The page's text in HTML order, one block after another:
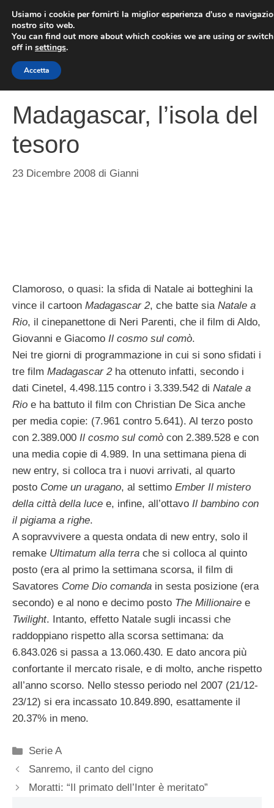
contenuto
Madagascar, l’isola del
tesoro
23 Dicembre 2008 di Gianni
Clamoroso, o quasi: la sfida di Natale ai botteghini la
vince il cartoon Madagascar 2, che batte sia Natale a
Rio, il cinepanettone di Neri Parenti, che il film di Aldo,
Giovanni e Giacomo Il cosmo sul comò.
Nei tre giorni di programmazione in cui si sono sfidati i
tre film Madagascar 2ha ottenuto infatti, secondo i
dati Cinetel, 4.498.115 contro i 3.339.542 di Natale a
Rio e ha battuto il film con Christian De Sica anche
per media copie: (7.961 contro 5.641). Al terzo posto
con 2.389.000 Il cosmo sul comò con 2.389.528 e con
una media copie di 4.989. In una settimana piena di
new entry, si colloca tra i nuovi arrivati, al quarto
posto Come un uragano, al settimo EmberIl mistero
della città della luce e, infine, all’ottavo Il bambino con
il pigiama a righe.
A sopravvivere a questa ondata di new entry, solo il
remake Ultimatum alla terra che si colloca al quinto
posto (era al primo la settimana scorsa, il film di
Savatores Come Dio comanda in sesta posizione (era
secondo) e al nono e decimo posto The Millionaire e
Twilight. Intanto, effetto Natale sugli incassi che
raddoppiano rispetto alla scorsa settimana: da
6.843.026 si passa a 13.060.430. E dato ancora più
confortante il mercato risale, e di molto, anche rispetto
all’anno scorso. Nello stesso periodo nel 2007 (21/12-
23/12) si era incassato 10.849.890, esattamente il
20.37% in meno.
Categorie
Serie A
Sanremo, il canto del cigno
Moratti: “Il primato dell’Inter è meritato”
Usiamo i cookie per fornirti la miglior esperienza d'uso e
nostro sito web.
You can find out more about which cookies we are using or
off in settings.
Accetta